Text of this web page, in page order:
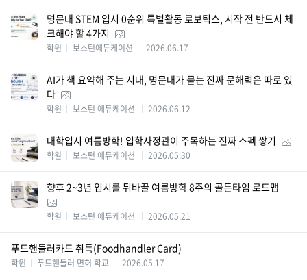
명문대 STEM 입시 0순위 특별활동 로보틱스, 시작 전 반드시 체
크해야 할 4가지
학원 보스턴에듀케이션 2026.06.17
AI가 책 요약해 주는 시대, 명문대가 묻는 진짜 문해력은 따로 있
다
학원 보스턴 에듀케이션 2026.06.12
대학입시 여름방학! 입학사정관이 주목하는 진짜 스펙 쌓기
학원 보스턴 에듀케이션 2026.05.30
향후 2~3년 입시를 뒤바꿀 여름방학 8주의 골든타임 로드맵
학원 보스턴 에듀케이션 2026.05.21
푸드핸들러카드 취득(Foodhandler Card)
학원 푸드핸들러 면허 학교 2026.05.17